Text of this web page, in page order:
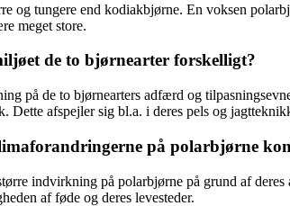
og tungere end kodiakbjørne. En voksen
meget store.
de to bjørnearter forskelligt?
på de to bjørnearters adfærd og
Dette afspejler sig bl.a. i deres pels og
på polarbjørne
indvirkning på polarbjørne på grund af
af føde og deres levesteder.